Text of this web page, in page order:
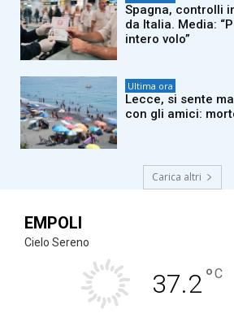
Spagna, controlli
da Italia. Media:
intero volo”
Ultima ora
Lecce, si sente
con gli amici:
Carica altri
EMPOLI
Cielo Sereno
37.2°C